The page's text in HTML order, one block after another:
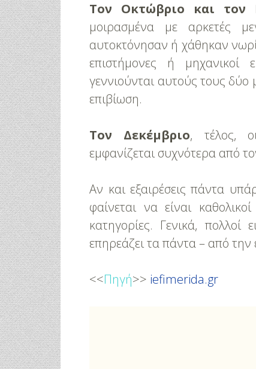
Τον Οκτώβριο και τον
μοιρασμένα με αρκετές
αυτοκτόνησαν ή χάθηκαν
επιστήμονες ή μηχανικοί
γεννιούνται αυτούς τους
επιβίωση.
Τον Δεκέμβριο, τέλος,
εμφανίζεται συχνότερα από
Αν και εξαιρέσεις πάντα
φαίνεται να είναι
κατηγορίες. Γενικά,
επηρεάζει τα πάντα – από
<<Πηγή>> iefimerida.gr